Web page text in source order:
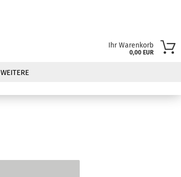
Ihr Warenkorb
0,00 EUR
WEITERE